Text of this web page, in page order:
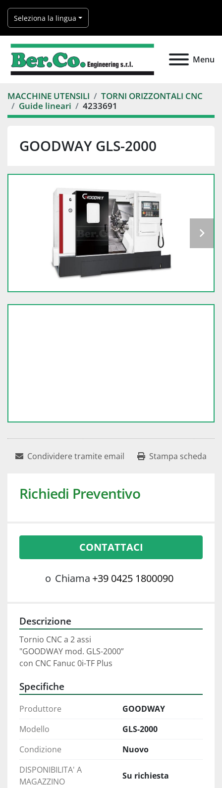
Seleziona la lingua
Menu
MACCHINE UTENSILI
TORNI ORIZZONTALI CNC
Guide lineari
4233691
GOODWAY GLS-2000
Condividere tramite email Stampa scheda
Richiedi Preventivo
CONTATTACI
o Chiama +39 0425 1800090
Descrizione
Tornio CNC a 2 assi
"GOODWAY mod. GLS-2000”
con CNC Fanuc 0i-TF Plus
Specifiche
Produttore
GOODWAY
Modello
GLS-2000
Condizione
Nuovo
DISPONIBILITA' A
MAGAZZINO
Su richiesta